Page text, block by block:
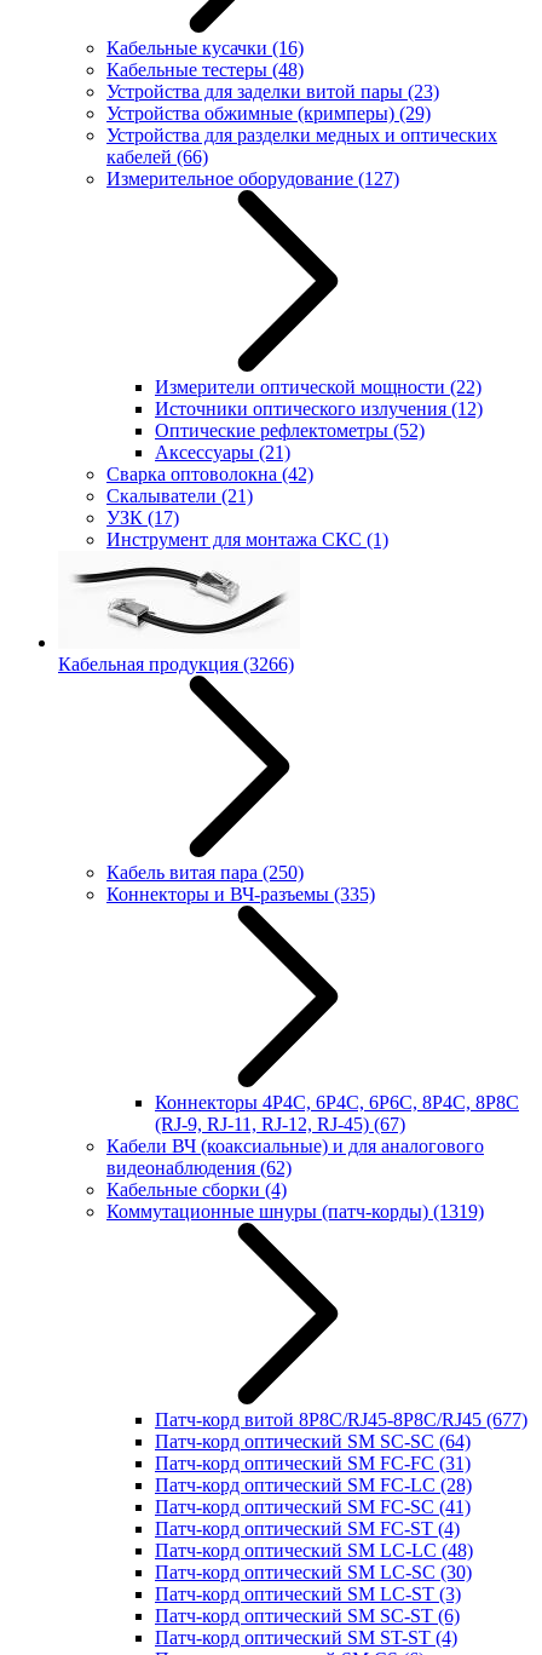
Кабельные кусачки (16)
Кабельные тестеры (48)
Устройства для заделки витой пары (23)
Устройства обжимные (кримперы) (29)
Устройства для разделки медных и оптических
кабелей (66)
Измерительное оборудование (127)
Измерители оптической мощности (22)
Источники оптического излучения (12)
Оптические рефлектометры (52)
Аксессуары (21)
Сварка оптоволокна (42)
Скалыватели (21)
УЗК (17)
Инструмент для монтажа СКС (1)
Кабельная продукция (3266)
Кабель витая пара (250)
Коннекторы и ВЧ-разъемы (335)
Коннекторы 4P4C, 6P4C, 6P6C, 8P4C, 8P8C
(RJ-9, RJ-11, RJ-12, RJ-45) (67)
Кабели ВЧ (коаксиальные) и для аналогового
видеонаблюдения (62)
Кабельные сборки (4)
Коммутационные шнуры (патч-корды) (1319)
Патч-корд витой 8P8C/RJ45-8P8C/RJ45 (677)
Патч-корд оптический SM SC-SC (64)
Патч-корд оптический SM FC-FC (31)
Патч-корд оптический SM FC-LC (28)
Патч-корд оптический SM FC-SC (41)
Патч-корд оптический SM FC-ST (4)
Патч-корд оптический SM LC-LC (48)
Патч-корд оптический SM LC-SC (30)
Патч-корд оптический SM LC-ST (3)
Патч-корд оптический SM SC-ST (6)
Патч-корд оптический SM ST-ST (4)